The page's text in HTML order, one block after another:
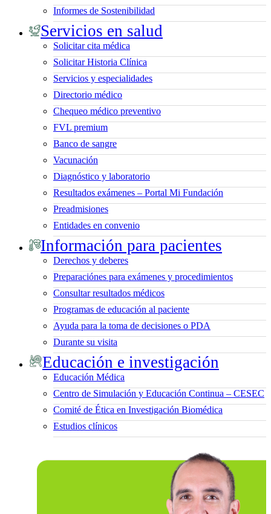
Informes de Sostenibilidad
Servicios en salud
Solicitar cita médica
Solicitar Historia Clínica
Servicios y especialidades
Directorio médico
Chequeo médico preventivo
FVL premium
Banco de sangre
Vacunación
Diagnóstico y laboratorio
Resultados exámenes – Portal Mi Fundación
Preadmisiones
Entidades en convenio
Información para pacientes
Derechos y deberes
Preparaciónes para exámenes y procedimientos
Consultar resultados médicos
Programas de educación al paciente
Ayuda para la toma de decisiones o PDA
Durante su visita
Educación e investigación
Educación Médica
Centro de Simulación y Educación Continua – CESEC
Comité de Ética en Investigación Biomédica
Estudios clínicos